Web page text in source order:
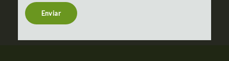
t
r
Enviar